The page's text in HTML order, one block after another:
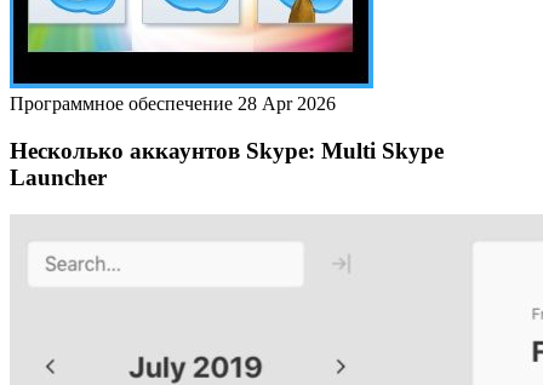
Программное обеспечение 28 Apr 2026
Несколько аккаунтов Skype: Multi Skype
Launcher